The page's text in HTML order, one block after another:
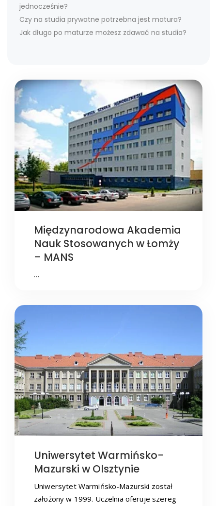
jednocześnie?
Czy na studia prywatne potrzebna jest matura?
Jak długo po maturze możesz zdawać na studia?
Międzynarodowa Akademia
Nauk Stosowanych w Łomży
– MANS
…
Uniwersytet Warmińsko-
Mazurski w Olsztynie
Uniwersytet Warmińsko-Mazurski został
założony w 1999. Uczelnia oferuje szereg